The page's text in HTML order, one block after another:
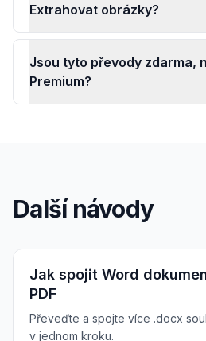
Extrahovat obrázky?
Jsou tyto převody zdarma,
Premium?
Další návody
Jak spojit Word
PDF
Převeďte a spojte více .docx
v jednom kroku.